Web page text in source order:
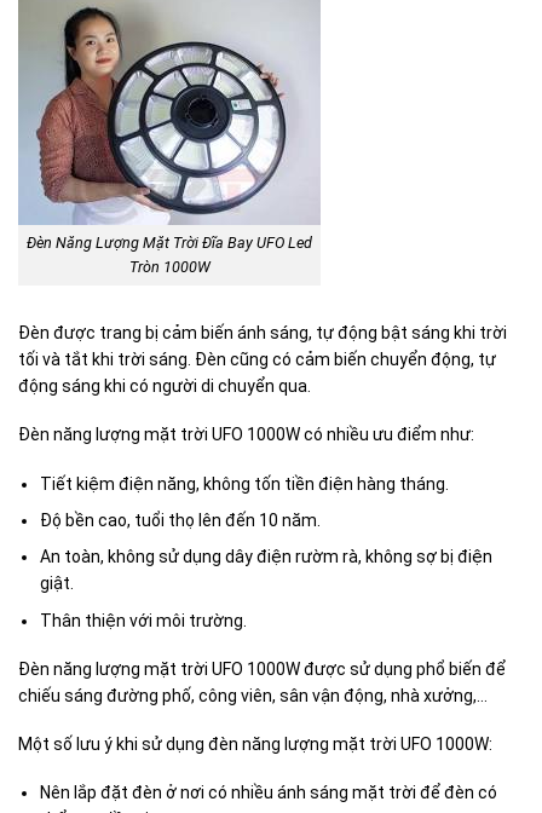
Đèn Năng Lượng Mặt Trời Đĩa Bay UFO Led
Tròn 1000W
Đèn được trang bị cảm biến ánh sáng, tự động bật sáng khi trời
tối và tắt khi trời sáng. Đèn cũng có cảm biến chuyển động, tự
động sáng khi có người di chuyển qua.
Đèn năng lượng mặt trời UFO 1000W có nhiều ưu điểm như:
Tiết kiệm điện năng, không tốn tiền điện hàng tháng.
Độ bền cao, tuổi thọ lên đến 10 năm.
An toàn, không sử dụng dây điện rườm rà, không sợ bị điện
giật.
Thân thiện với môi trường.
Đèn năng lượng mặt trời UFO 1000W được sử dụng phổ biến để
chiếu sáng đường phố, công viên, sân vận động, nhà xưởng,…
Một số lưu ý khi sử dụng đèn năng lượng mặt trời UFO 1000W:
Nên lắp đặt đèn ở nơi có nhiều ánh sáng mặt trời để đèn có